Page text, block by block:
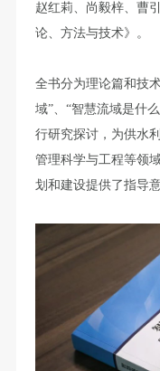
赵红莉、尚毅梓、曹
论、方法与技术》。
全书分为理论篇和技
域”、“智慧流域是什
行研究探讨，为供水
管理科学与工程等领
划和建设提供了指导意